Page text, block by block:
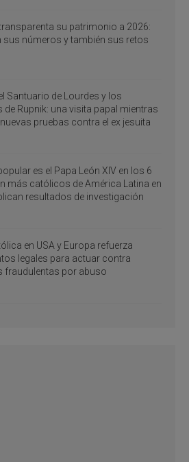
su patrimonio a 2026:
sus números y también sus retos
el Santuario de Lourdes y los
Rupnik: una visita papal mientras
pruebas contra el ex jesuita
es el Papa León XIV en los 6
más católicos de América Latina en
resultados de investigación
en USA y Europa refuerza
legales para actuar contra
fraudulentas por abuso